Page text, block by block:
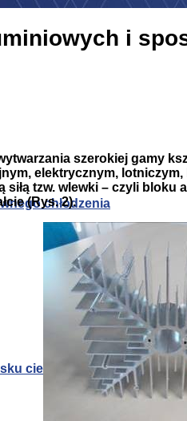
ciepła odpadowego
chłodzenia
i
szerokiej gamy
elektrycznym,
tzw. wlewki – czyli
(Rys. 2).